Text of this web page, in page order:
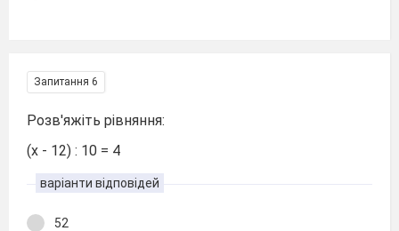
Запитання 6
Розв'яжіть рівняння:
(х - 12) : 10 = 4
варіанти відповідей
52